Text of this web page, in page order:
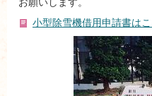
小型除雪機借用申請書は